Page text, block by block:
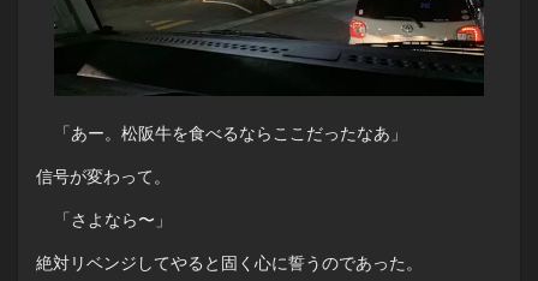
「あー。松阪牛を食べるならここだったなあ」
信号が変わって。
「さよなら〜」
絶対リベンジしてやると固く心に誓うのであった。